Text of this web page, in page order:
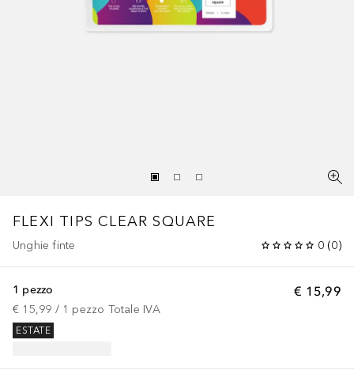
FLEXI TIPS CLEAR SQUARE
Unghie finte 0 (0)
€ 15,99
1 pezzo
€ 15,99 / 1 pezzo Totale IVA
ESTATE